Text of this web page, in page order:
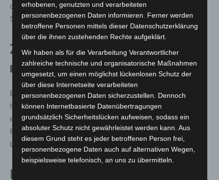
dazu genug Zeit. Es lief alles glatt“, erklärt Professor
Schmelzle.
Zwei Eingriffe, ein Ziel: Leben
retten
Bereits acht Tage vor der eigentlichen Tumorentfernung
hatte Susanne Viehmeier einen vorbereitenden Eingriff
erhalten. Dabei wurde die Leber gesplittet und der
Blutfluss umgeleitet, sodass der verbleibende
Leberlappen vor der Hauptoperation anwachsen konnte.
Personalisierte Krebstherapie
erhobenen, genutzten und verarbeiteten
personenbezogenen Daten informieren. Ferner werden
betroffene Personen mittels dieser Datenschutzerklärung
über die ihnen zustehenden Rechte aufgeklärt.
Wir haben als für die Verarbeitung Verantwortlicher
zahlreiche technische und organisatorische Maßnahmen
umgesetzt, um einen möglichst lückenlosen Schutz der
über diese Internetseite verarbeiteten
personenbezogenen Daten sicherzustellen. Dennoch
können Internetbasierte Datenübertragungen
grundsätzlich Sicherheitslücken aufweisen, sodass ein
absoluter Schutz nicht gewährleistet werden kann. Aus
diesem Grund steht es jeder betroffenen Person frei,
personenbezogene Daten auch auf alternativen Wegen,
beispielsweise telefonisch, an uns zu übermitteln.